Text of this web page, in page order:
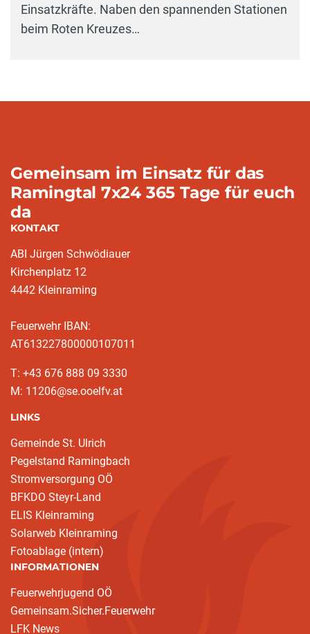
Einsatzkräfte. Naben den spannenden Stationen
beim Roten Kreuzes…
Gemeinsam im Einsatz für das
Ramingtal 7x24 365 Tage für euch
da
KONTAKT
ABI Jürgen Schwödiauer
Kirchenplatz 12
4442 Kleinraming
Feuerwehr IBAN:
AT613227800000107011
T: +43 676 888 09 3330
M: 11206@se.ooelfv.at
LINKS
Gemeinde St. Ulrich
Pegelstand Ramingbach
Stromversorgung OÖ
BFKDO Steyr-Land
ELIS Kleinraming
Solarweb Kleinraming
Fotoablage (intern)
INFORMATIONEN
Feuerwehrjugend OÖ
Gemeinsam.Sicher.Feuerwehr
LFK News